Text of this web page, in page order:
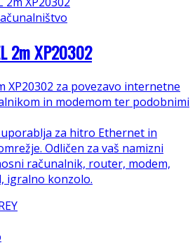
2m XP20302
XP20302 za povezavo internetne
in modemom ter podobnimi
uporablja za hitro Ethernet in
Odličen za vaš namizni
računalnik, router, modem,
igralno konzolo.